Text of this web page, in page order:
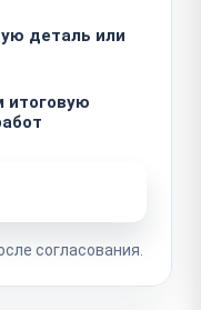
деталь или
итоговую
согласования.